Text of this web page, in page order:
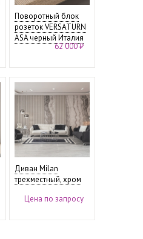
Поворотный блок
розеток VERSATURN
ASA черный Италия
62 000 ₽
Диван Milan
трехместный, хром
Цена по запросу